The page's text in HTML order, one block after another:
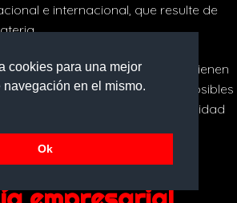
cookies para una mejor
en el mismo.
Ok
e internacional, que resulte de
de la Organización tienen
prestar especial atención a posibles
existan indicios de falta de integridad
empresas, entidades u
que se mantienen relaciones